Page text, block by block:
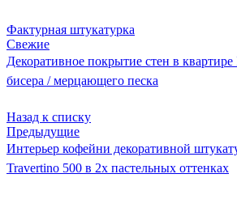
Фактурная штукатурка
Свежие
Декоративное покрытие стен в
бисера / мерцающего песка
Назад к списку
Предыдущие
Интерьер кофейни декоративной
Travertino 500 в 2х пастельных оттенках